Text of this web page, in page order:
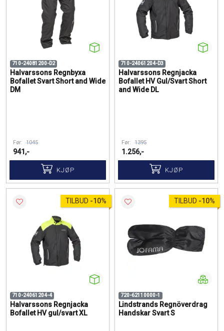
710-24081200-D2
Halvarssons Regnbyxa
Bofallet Svart Short and Wide
DM
Før: 1045
941,-
KJØP
710-24061204-D3
Halvarssons Regnjacka
Bofallet HV Gul/Svart Short
and Wide DL
Før: 1395
1.256,-
KJØP
TILBUD -10%
710-24061204-4
Halvarssons Regnjacka
Bofallet HV gul/svart XL
TILBUD -10%
720-62110000-1
Lindstrands Regnöverdrag
Handskar Svart S